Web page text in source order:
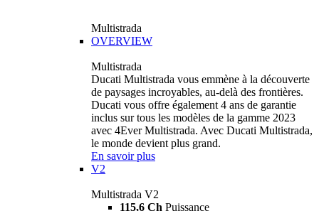
Multistrada
OVERVIEW
Multistrada
Ducati Multistrada vous emmène à la découverte
de paysages incroyables, au-delà des frontières.
Ducati vous offre également 4 ans de garantie
inclus sur tous les modèles de la gamme 2023
avec 4Ever Multistrada. Avec Ducati Multistrada,
le monde devient plus grand.
En savoir plus
V2
Multistrada V2
115,6 Ch Puissance